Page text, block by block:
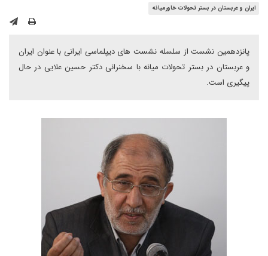
ایران و عربستان در بستر تحولات خاورمیانه
پانزدهمین نشست از سلسله نشست های دیپلماسی ایرانی با عنوان ایران
و عربستان در بستر تحولات میانه با سخنرانی دکتر حسین علایی در حال
پیگیری است.